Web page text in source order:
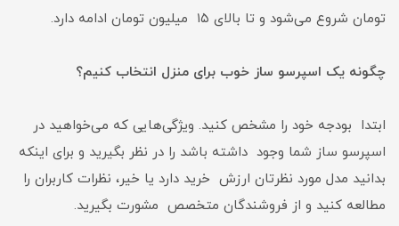
تومان شروع می‌شود و تا بالای ۱۵ میلیون تومان ادامه دارد.
چگونه یک اسپرسو ساز خوب برای منزل انتخاب کنیم؟
ابتدا بودجه خود را مشخص کنید. ویژگی‌هایی که می‌خواهید در
اسپرسو ساز شما وجود داشته باشد را در نظر بگیرید و برای اینکه
بدانید مدل مورد نظرتان ارزش خرید دارد یا خیر، نظرات کاربران را
مطالعه کنید و از فروشندگان متخصص مشورت بگیرید.